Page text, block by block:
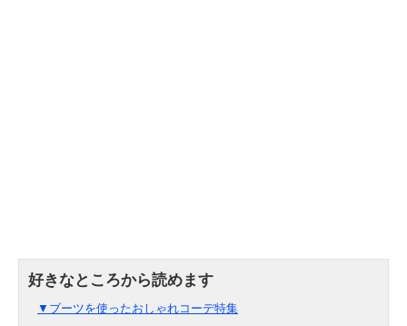
▼ブーツを使ったおしゃれコーデ特集